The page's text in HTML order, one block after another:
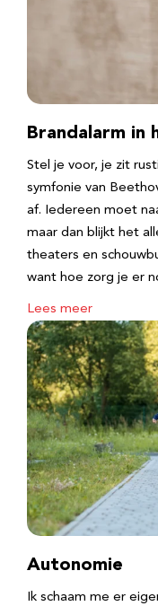
Brandalarm in
Stel je voor, je zit
symfonie van
af. Iedereen moet
maar dan blijkt het
theaters en
want hoe zorg je er
Lees meer
Autonomie
Ik schaam me er